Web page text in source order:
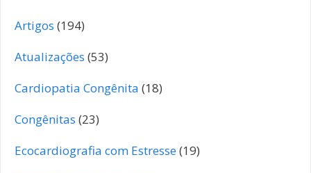
Artigos (194)
Atualizações (53)
Cardiopatia Congênita (18)
Congênitas (23)
Ecocardiografia com Estresse(19)